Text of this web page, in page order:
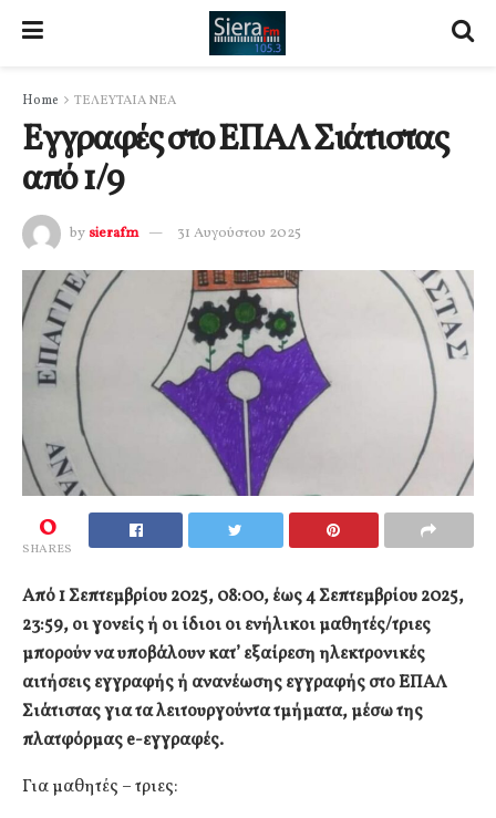
Home ΤΕΛΕΥΤΑΙΑ ΝΕΑ
Εγγραφές στο ΕΠΑΛ Σιάτιστας
από 1/9
by sierafm 31 Αυγούστου 2025
0
SHARES
Από 1 Σεπτεμβρίου 2025, 08:00, έως 4 Σεπτεμβρίου 2025,
23:59, οι γονείς ή οι ίδιοι οι ενήλικοι μαθητές/τριες
μπορούν να υποβάλουν κατ’ εξαίρεση ηλεκτρονικές
αιτήσεις εγγραφής ή ανανέωσης εγγραφής στο ΕΠΑΛ
Σιάτιστας για τα λειτουργούντα τμήματα, μέσω της
πλατφόρμας e-εγγραφές.
Για μαθητές – τριες: